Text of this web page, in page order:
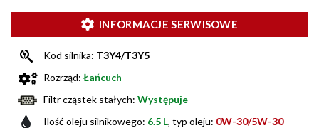
INFORMACJE SERWISOWE
Kod silnika: T3Y4/T3Y5
Rozrząd: Łańcuch
Filtr cząstek stałych: Występuje
Ilość oleju silnikowego: 6.5 L, typ oleju: 0W-30/5W-30